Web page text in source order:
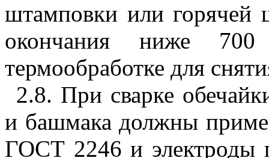
штамповки или горячей
окончания ниже 700
термообработке для
2.8. При сварке
и башмака должны
ГОСТ 2246 и